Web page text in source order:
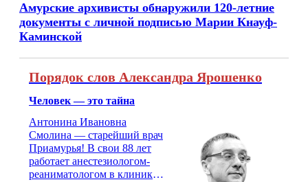
Амурские архивисты обнаружили 120-летние
документы с личной подписью Марии Кнауф-
Каминской
Порядок слов Александра Ярошенко
Человек — это тайна
Антонина Ивановна
Смолина — старейший врач
Приамурья! В свои 88 лет
работает анестезиологом-
реаниматологом в клинике